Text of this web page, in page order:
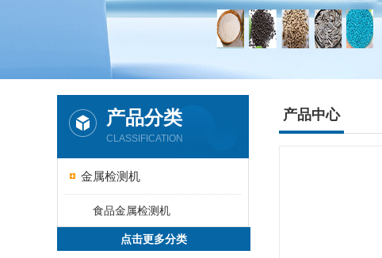
产品分类
CLASSIFICATION
金属检测机
食品金属检测机
点击更多分类
产品中心